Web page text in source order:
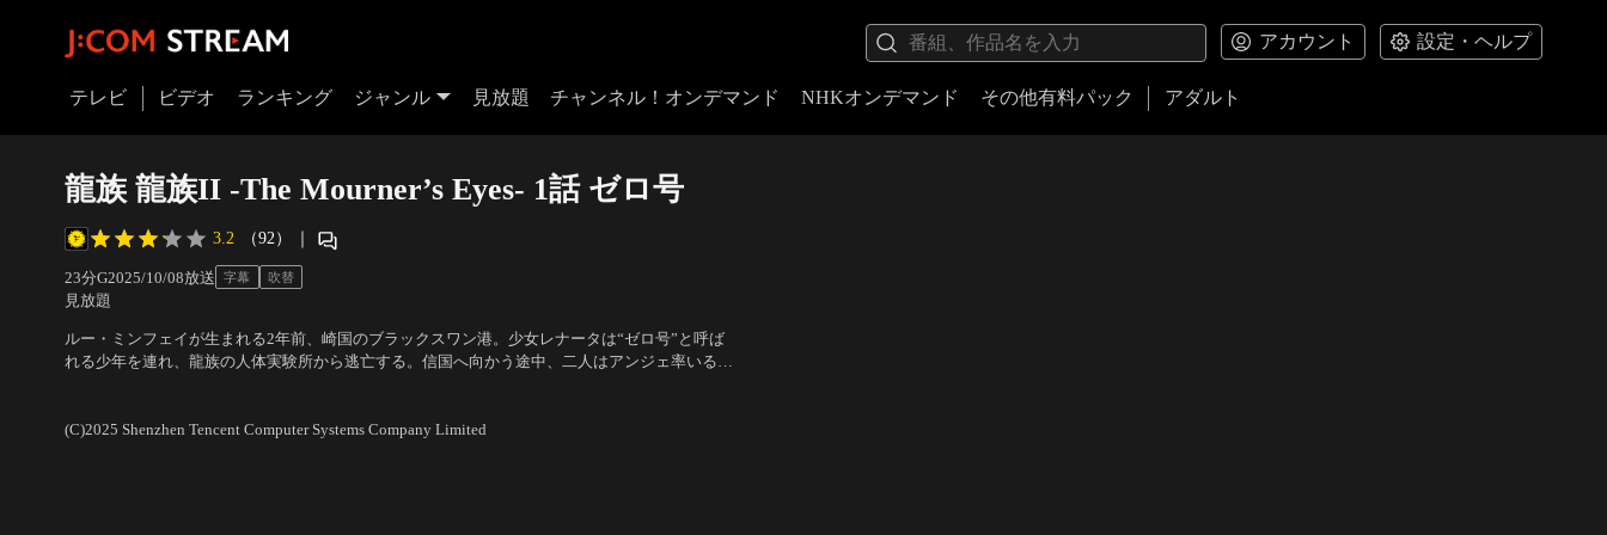
アカウント 設定・ヘルプ
テレビ ビデオ ランキング ジャンル 見放題 チャンネル！オンデマンド NHKオンデマンド その他有料パック アダルト
龍族 龍族II -The Mourner’s Eyes- 1話 ゼロ号
3.2 （92） ｜
23分G2025/10/08放送 字幕 吹替
見放題
ルー・ミンフェイが生まれる2年前、崎国のブラックスワン港。少女レナータは“ゼロ号”と呼ば
れる少年を連れ、龍族の人体実験所から逃亡する。信国へ向かう途中、二人はアンジェ率いるカ
(C)2025 Shenzhen Tencent Computer Systems Company Limited